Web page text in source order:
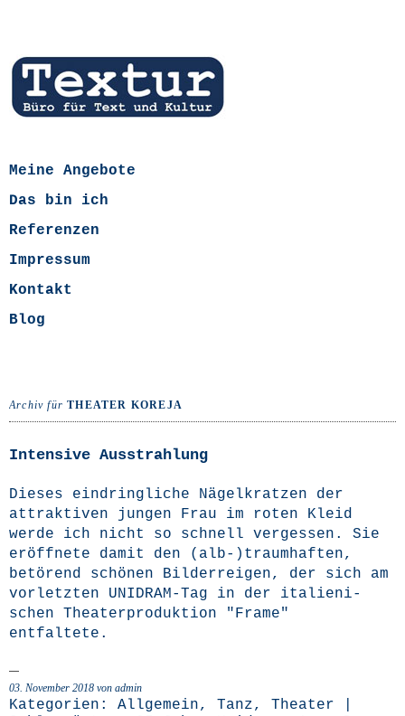
Meine Angebote
Das bin ich
Referenzen
Impressum
Kontakt
Blog
Archiv fürTHEATER KOREJA
Intensive Ausstrahlung
Die­ses ein­dring­li­che Nägel­krat­zen der
attrak­ti­ven jun­gen Frau im roten Kleid
wer­de ich nicht so schnell ver­ges­sen. Sie
eröff­ne­te damit den (alb-)traumhaften,
betö­rend schö­nen Bil­der­rei­gen, der sich am
vor­letz­ten UNI­­DRAM-Tag in der ita­lie­ni­
schen Thea­ter­pro­duk­ti­on "Frame"
entfaltete.
03. November 2018 von admin
Kategorien: Allgemein, Tanz, Theater